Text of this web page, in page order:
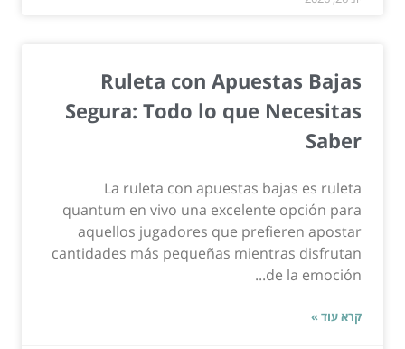
Ruleta con Apuestas Bajas
Segura: Todo lo que Necesitas
Saber
La ruleta con apuestas bajas es ruleta
quantum en vivo una excelente opción para
aquellos jugadores que prefieren apostar
cantidades más pequeñas mientras disfrutan
de la emoción...
קרא עוד »